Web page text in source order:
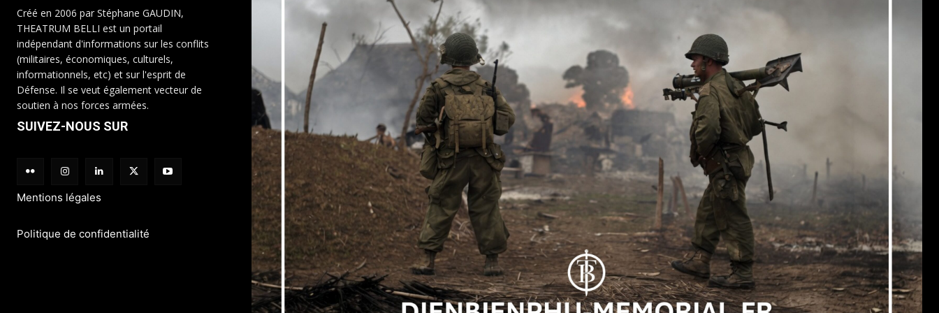
Créé en 2006 par Stéphane GAUDIN,
THEATRUM BELLI est un portail
indépendant d'informations sur les conflits
(militaires, économiques, culturels,
informationnels, etc) et sur l'esprit de
Défense. Il se veut également vecteur de
soutien à nos forces armées.
SUIVEZ-NOUS SUR
Mentions légales
Politique de confidentialité